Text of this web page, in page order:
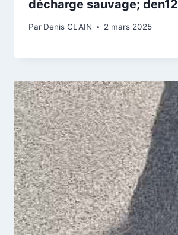
décharge sauvage; den12
Par Denis CLAIN 2 mars 2025